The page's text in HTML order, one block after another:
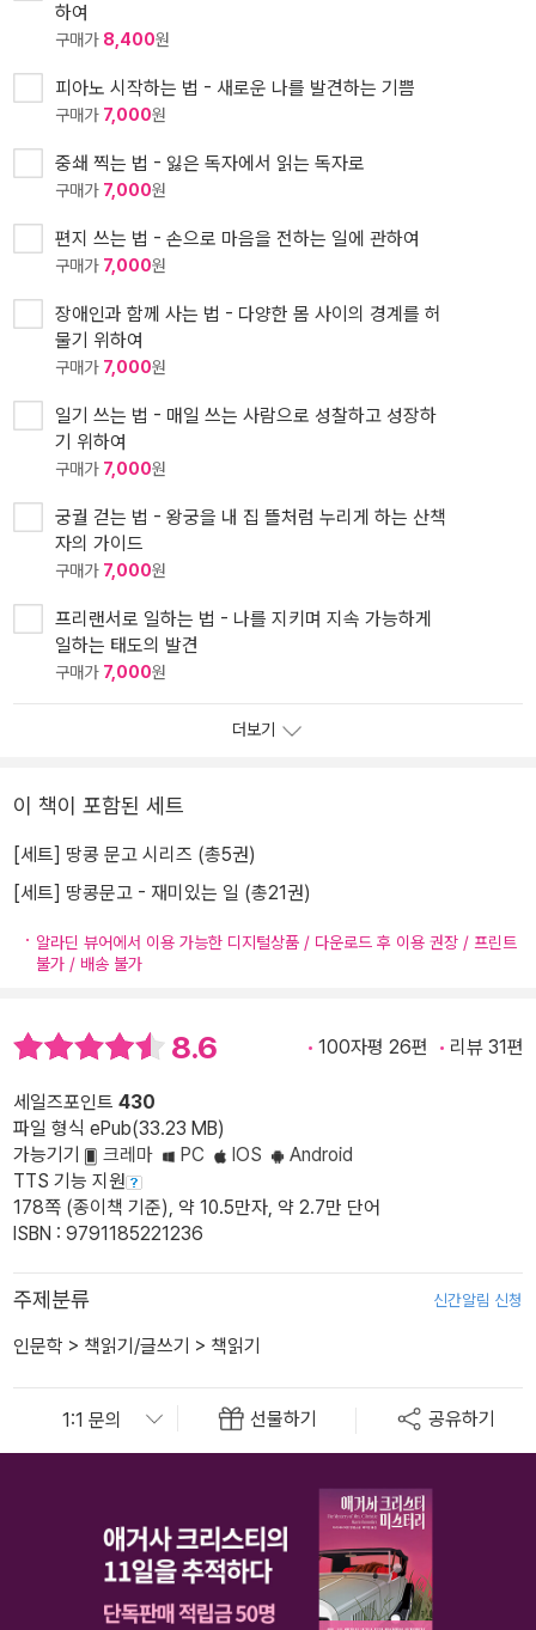
하여
구매가 8,400원
피아노 시작하는 법 - 새로운 나를 발견하는 기쁨
구매가 7,000원
중쇄 찍는 법 - 잃은 독자에서 읽는 독자로
구매가 7,000원
편지 쓰는 법 - 손으로 마음을 전하는 일에 관하여
구매가 7,000원
장애인과 함께 사는 법 - 다양한 몸 사이의 경계를 허
물기 위하여
구매가 7,000원
일기 쓰는 법 - 매일 쓰는 사람으로 성찰하고 성장하
기 위하여
구매가 7,000원
궁궐 걷는 법 - 왕궁을 내 집 뜰처럼 누리게 하는 산책
자의 가이드
구매가 7,000원
프리랜서로 일하는 법 - 나를 지키며 지속 가능하게
일하는 태도의 발견
구매가 7,000원
더보기
이 책이 포함된 세트
[세트] 땅콩 문고 시리즈 (총5권)
[세트] 땅콩문고 - 재미있는 일 (총21권)
알라딘 뷰어에서 이용 가능한 디지털상품 / 다운로드 후 이용 권장 / 프린트
불가 / 배송 불가
8.6 100자평 26편 리뷰 31편
세일즈포인트 430
파일 형식 ePub(33.23 MB)
가능기기
크레마 PC IOS
Android
TTS 기능 지원
178쪽 (종이책 기준), 약 10.5만자, 약 2.7만 단어
ISBN : 9791185221236
주제분류 신간알림 신청
인문학 > 책읽기/글쓰기 > 책읽기
선물하기 공유하기